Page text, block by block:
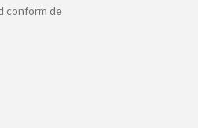
conform de